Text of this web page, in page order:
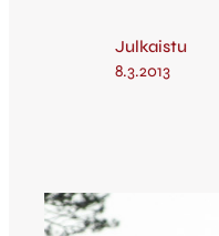
Julkaistu
8.3.2013